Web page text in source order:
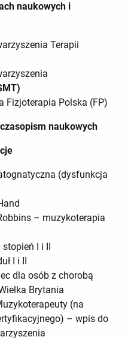
naukowych i
Terapii
Fizjoterapia Polska (FP)
naukowych
(dysfunkcja
– muzykoterapia
I i II
I i II
dla osób z chorobą
Brytania
(na
– wpis do